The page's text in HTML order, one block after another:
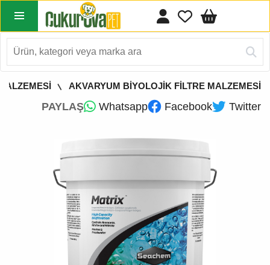
AKVARYUM BİYOLOJİK FİLTRE MALZEMESİ
PAYLAŞ Whatsapp Facebook Twitter